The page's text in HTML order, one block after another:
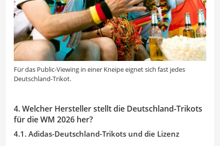
Für das Public-Viewing in einer Kneipe eignet sich fast jedes
Deutschland-Trikot.
4. Welcher Hersteller stellt die Deutschland-Trikots
für die WM 2026 her?
4.1. Adidas-Deutschland-Trikots und die Lizenz